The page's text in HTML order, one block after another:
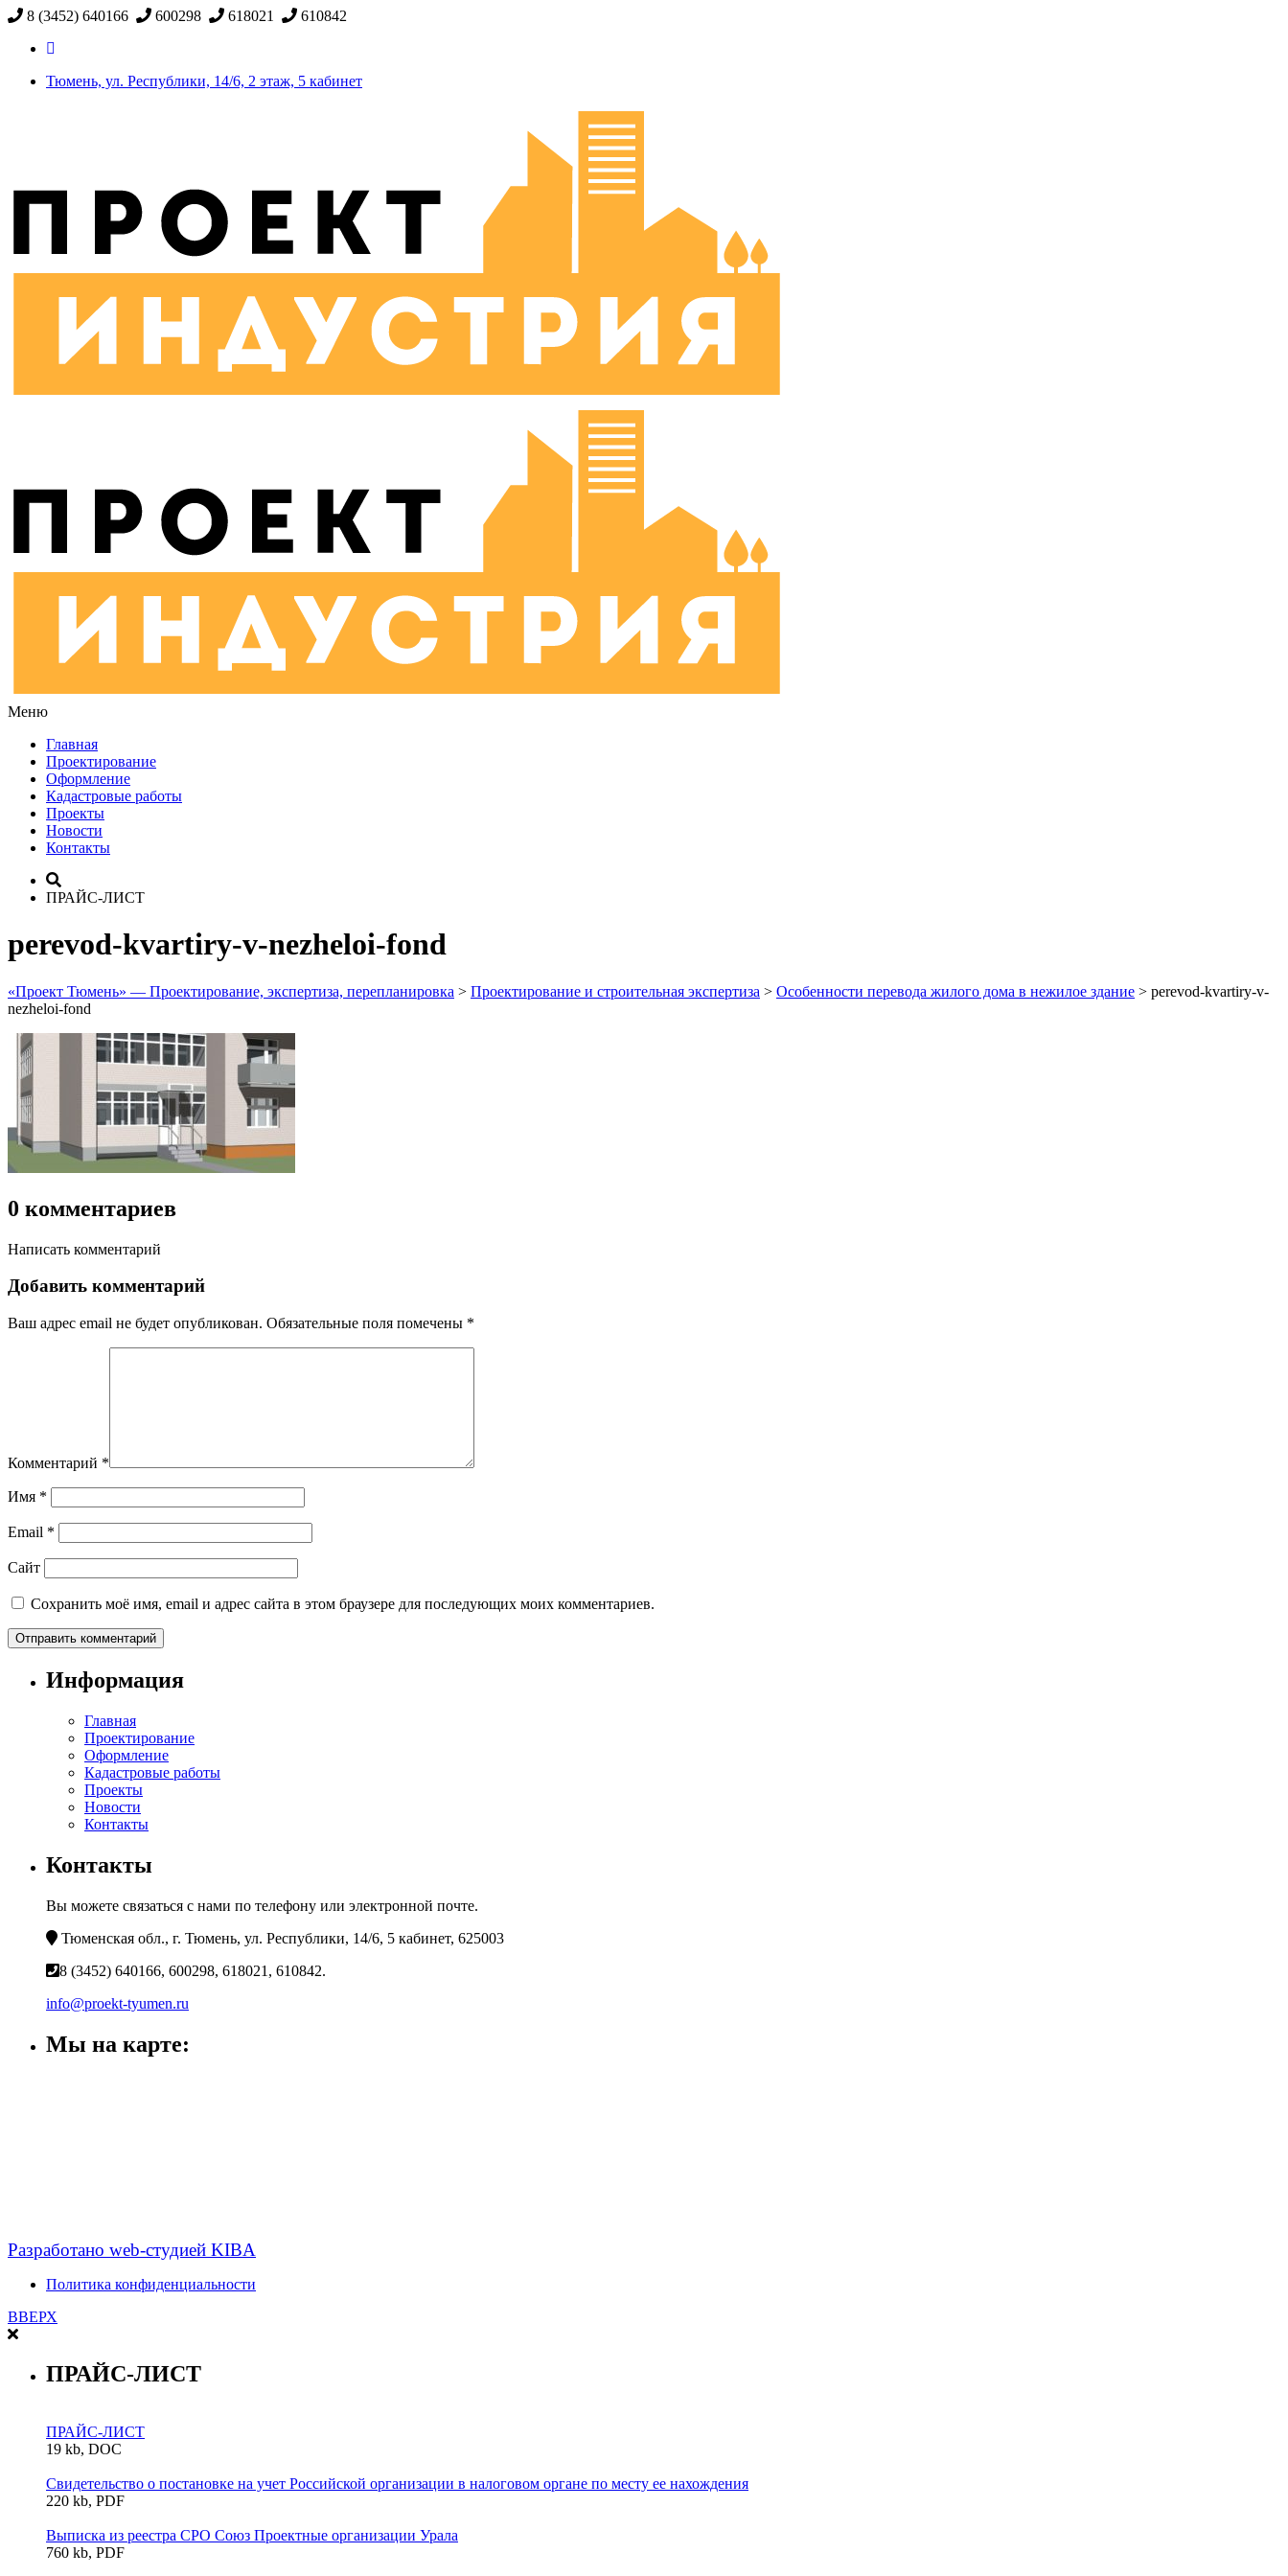
8 (3452) 640166 600298 618021 610842
Тюмень, ул. Республики, 14/6, 2 этаж, 5 кабинет
Меню
Главная
Проектирование
Оформление
Кадастровые работы
Проекты
Новости
Контакты
ПРАЙС-ЛИСТ
perevod-kvartiry-v-nezheloi-fond
«Проект Тюмень» — Проектирование, экспертиза, перепланировка > Проектирование и строительная экспертиза > Особенности перевода жилого дома в нежилое здание > perevod-kvartiry-v-
nezheloi-fond
0 комментариев
Написать комментарий
Добавить комментарий
Ваш адрес email не будет опубликован. Обязательные поля помечены *
Комментарий *
Имя *
Email *
Сайт
Сохранить моё имя, email и адрес сайта в этом браузере для последующих моих комментариев.
Информация
Главная
Проектирование
Оформление
Кадастровые работы
Проекты
Новости
Контакты
Контакты
Вы можете связаться с нами по телефону или электронной почте.
Тюменская обл., г. Тюмень, ул. Республики, 14/6, 5 кабинет, 625003
8 (3452) 640166, 600298, 618021, 610842.
info@proekt-tyumen.ru
Мы на карте:
Разработано web-студией KIBA
Политика конфиденциальности
ВВЕРХ
ПРАЙС-ЛИСТ
ПРАЙС-ЛИСТ
19 kb, DOC
Свидетельство о постановке на учет Российской организации в налоговом органе по месту ее нахождения
220 kb, PDF
Выписка из реестра СРО Союз Проектные организации Урала
760 kb, PDF